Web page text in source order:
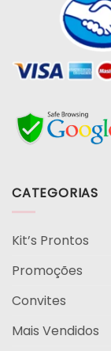
CATEGORIAS
Kit’s Prontos
Promoções
Convites
Mais Vendidos